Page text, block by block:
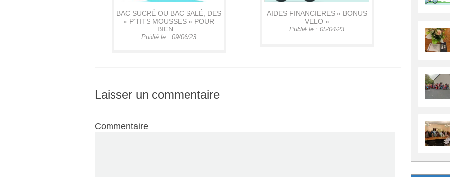
BAC SUCRÉ OU BAC SALÉ, DES
« P’TITS MOUSSES » POUR
BIEN…
Publié le : 09/06/23
AIDES FINANCIERES « BONUS
VELO »
Publié le : 05/04/23
Laisser un commentaire
Commentaire